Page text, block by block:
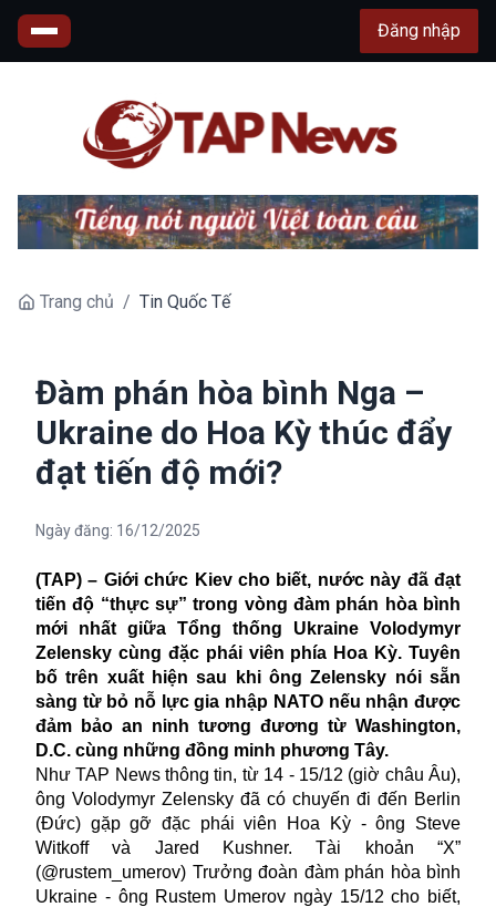
Đăng nhập
Trang chủ / Tin Quốc Tế
Đàm phán hòa bình Nga –
Ukraine do Hoa Kỳ thúc đẩy
đạt tiến độ mới?
Ngày đăng: 16/12/2025
(TAP) – Giới chức Kiev cho biết, nước này đã đạt
tiến độ “thực sự” trong vòng đàm phán hòa bình
mới nhất giữa Tổng thống Ukraine Volodymyr
Zelensky cùng đặc phái viên phía Hoa Kỳ. Tuyên
bố trên xuất hiện sau khi ông Zelensky nói sẵn
sàng từ bỏ nỗ lực gia nhập NATO nếu nhận được
đảm bảo an ninh tương đương từ Washington,
D.C. cùng những đồng minh phương Tây.
Như TAP News thông tin, từ 14 - 15/12 (giờ châu Âu),
ông Volodymyr Zelensky đã có chuyến đi đến Berlin
(Đức) gặp gỡ đặc phái viên Hoa Kỳ - ông Steve
Witkoff và Jared Kushner. Tài khoản “X”
(@rustem_umerov) Trưởng đoàn đàm phán hòa bình
Ukraine - ông Rustem Umerov ngày 15/12 cho biết,